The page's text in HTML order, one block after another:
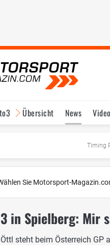
Übersicht News
Timing
Sie Motorsport-
in Spielberg: Mir
steht beim Österreich GP